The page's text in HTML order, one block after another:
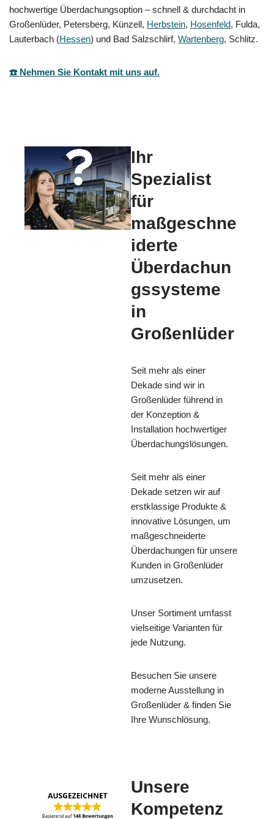
hochwertige Überdachungsoption – schnell & durchdacht in
Großenlüder, Petersberg, Künzell, Herbstein, Hosenfeld, Fulda,
Lauterbach (Hessen) und Bad Salzschlirf, Wartenberg, Schlitz.
☎️ Nehmen Sie Kontakt mit uns auf.
Ihr
Spezialist
für
maßgeschne
iderte
Überdachun
gssysteme
in
Großenlüder
Seit mehr als einer
Dekade sind wir in
Großenlüder führend in
der Konzeption &
Installation hochwertiger
Überdachungslösungen.
Seit mehr als einer
Dekade setzen wir auf
erstklassige Produkte &
innovative Lösungen, um
maßgeschneiderte
Überdachungen für unsere
Kunden in Großenlüder
umzusetzen.
Unser Sortiment umfasst
vielseitige Varianten für
jede Nutzung.
Besuchen Sie unsere
moderne Ausstellung in
Großenlüder & finden Sie
Ihre Wunschlösung.
Unsere
Kompetenz